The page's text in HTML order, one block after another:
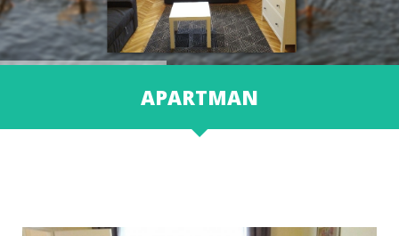
APARTMAN